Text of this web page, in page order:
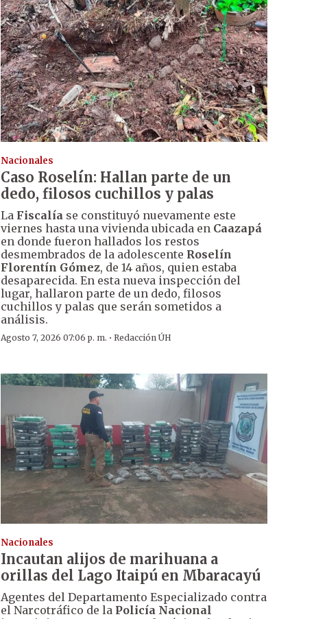
Nacionales
Caso Roselín: Hallan parte de un
dedo, filosos cuchillos y palas
La Fiscalíase constituyó nuevamente este
viernes hasta una vivienda ubicada en Caazapá
en donde fueron hallados los restos
desmembrados de la adolescente Roselín
Florentín Gómez, de 14 años, quien estaba
desaparecida. En esta nueva inspección del
lugar, hallaron parte de un dedo, filosos
cuchillos y palas que serán sometidos a
análisis.
Agosto 7, 2026 07:06 p. m. · Redacción ÚH
Nacionales
Incautan alijos de marihuana a
orillas del Lago Itaipú en Mbaracayú
Agentes del Departamento Especializado contra
el Narcotráfico de la Policía Nacional